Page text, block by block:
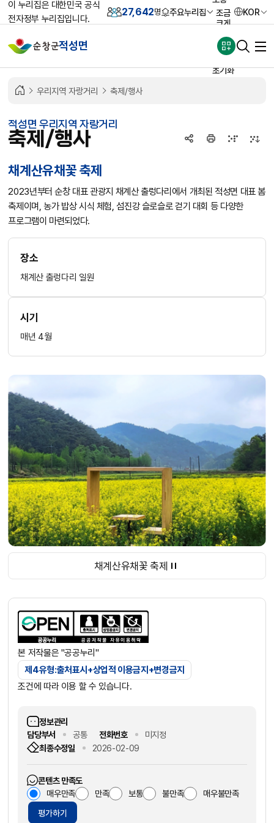
이 누리집은 대한민국 공식
전자정부 누리집입니다.
27,642명 주요누리집
조금
크게
크게
가장
크게
초기화
KOR
적성면
우리지역 자랑거리 축제/행사
적성면 우리지역 자랑거리
축제/행사
채계산유채꽃 축제
2023년부터 순창 대표 관광지 채계산 출렁다리에서 개최된 적성면 대표 봄
축제이며, 농가 밥상 시식 체험, 섬진강 슬로슬로 걷기 대회 등 다양한
프로그램이 마련되었다.
장소
채계산 출렁다리 일원
시기
매년 4월
채계산유채꽃 축제
본 저작물은 "공공누리"
제4유형:출처표시+상업적 이용금지+변경금지
조건에 따라 이용 할 수 있습니다.
정보관리
담당부서
공통 전화번호
미지정
최종수정일
2026-02-09
콘텐츠 만족도
매우만족
만족 보통 불만족 매우불만족
평가하기